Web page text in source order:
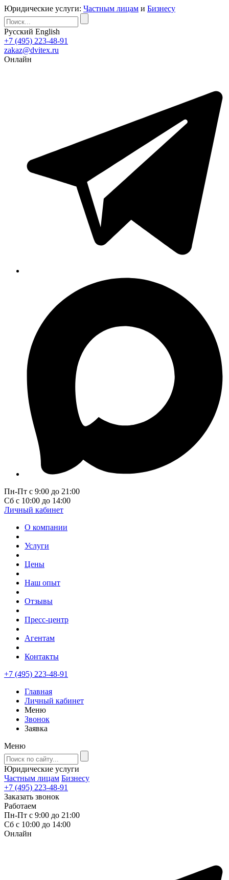
Юридические услуги: Частным лицам и Бизнесу
Русский English
+7 (495) 223-48-91
zakaz@dvitex.ru
Онлайн
Пн-Пт с 9:00 до 21:00
Сб с 10:00 до 14:00
Личный кабинет
О компании
Услуги
Цены
Наш опыт
Отзывы
Пресс-центр
Агентам
Контакты
+7 (495) 223-48-91
Главная
Личный кабинет
Меню
Звонок
Заявка
Меню
Юридические услуги
Частным лицам Бизнесу
+7 (495) 223-48-91
Заказать звонок
Работаем
Пн-Пт с 9:00 до 21:00
Сб с 10:00 до 14:00
Онлайн